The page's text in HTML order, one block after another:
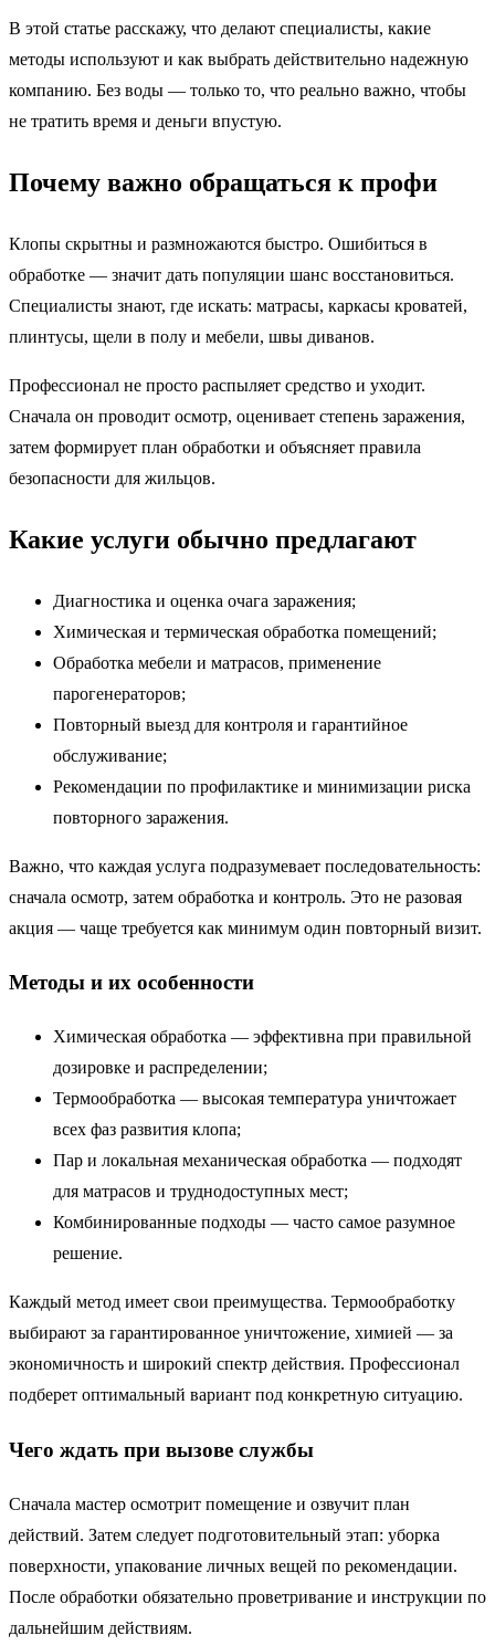
В этой статье расскажу, что делают специалисты, какие
методы используют и как выбрать действительно надежную
компанию. Без воды — только то, что реально важно, чтобы
не тратить время и деньги впустую.
Почему важно обращаться к профи
Клопы скрытны и размножаются быстро. Ошибиться в
обработке — значит дать популяции шанс восстановиться.
Специалисты знают, где искать: матрасы, каркасы кроватей,
плинтусы, щели в полу и мебели, швы диванов.
Профессионал не просто распыляет средство и уходит.
Сначала он проводит осмотр, оценивает степень заражения,
затем формирует план обработки и объясняет правила
безопасности для жильцов.
Какие услуги обычно предлагают
Диагностика и оценка очага заражения;
Химическая и термическая обработка помещений;
Обработка мебели и матрасов, применение
парогенераторов;
Повторный выезд для контроля и гарантийное
обслуживание;
Рекомендации по профилактике и минимизации риска
повторного заражения.
Важно, что каждая услуга подразумевает последовательность:
сначала осмотр, затем обработка и контроль. Это не разовая
акция — чаще требуется как минимум один повторный визит.
Методы и их особенности
Химическая обработка — эффективна при правильной
дозировке и распределении;
Термообработка — высокая температура уничтожает
всех фаз развития клопа;
Пар и локальная механическая обработка — подходят
для матрасов и труднодоступных мест;
Комбинированные подходы — часто самое разумное
решение.
Каждый метод имеет свои преимущества. Термообработку
выбирают за гарантированное уничтожение, химией — за
экономичность и широкий спектр действия. Профессионал
подберет оптимальный вариант под конкретную ситуацию.
Чего ждать при вызове службы
Сначала мастер осмотрит помещение и озвучит план
действий. Затем следует подготовительный этап: уборка
поверхности, упакование личных вещей по рекомендации.
После обработки обязательно проветривание и инструкции по
дальнейшим действиям.